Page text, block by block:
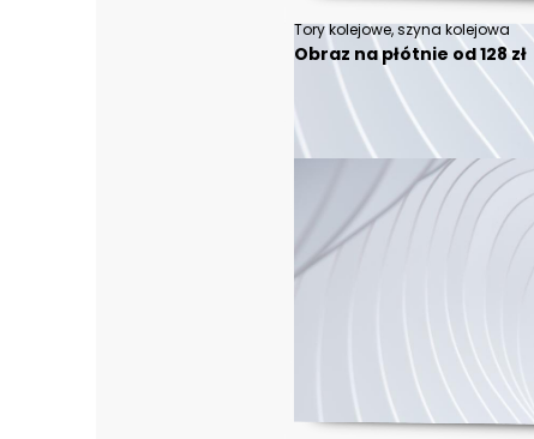
Tory kolejowe, szyna kolejowa
Obraz na płótnie od 128 zł